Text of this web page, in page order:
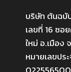
บริษัท ต้นฉบั
เลขที่ 16 ซ
ใหม่ อ.เมือง
หมายเลขปร